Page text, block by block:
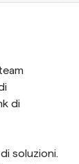
di
soluzioni.